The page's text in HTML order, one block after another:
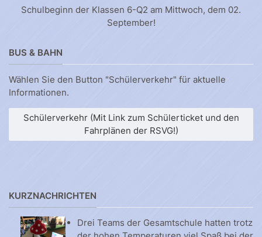
Schulbeginn der Klassen 6-Q2 am Mittwoch, dem 02.
September!
BUS & BAHN
Wählen Sie den Button "Schülerverkehr" für aktuelle
Informationen.
Schülerverkehr (Mit Link zum Schülerticket und den
Fahrplänen der RSVG!)
KURZNACHRICHTEN
Drei Teams der Gesamtschule hatten trotz